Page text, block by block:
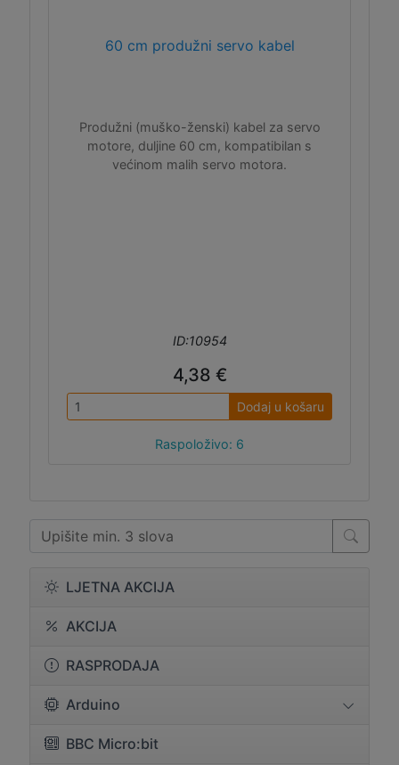
LJETNA AKCIJA
AKCIJA
RASPRODAJA
Arduino
BBC Micro:bit
60 cm produžni servo kabel
Produžni (muško-ženski) kabel za servo
motore, duljine 60 cm, kompatibilan s
većinom malih servo motora.
ID:10954
4,38 €
Dodaj u košaru
Raspoloživo: 6